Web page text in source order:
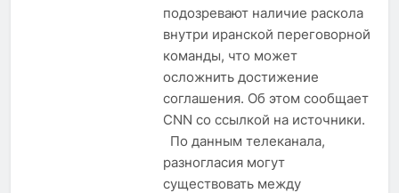
подозревают наличие раскола
внутри иранской переговорной
команды, что может
осложнить достижение
соглашения. Об этом сообщает
CNN со ссылкой на источники.
По данным телеканала,
разногласия могут
существовать между